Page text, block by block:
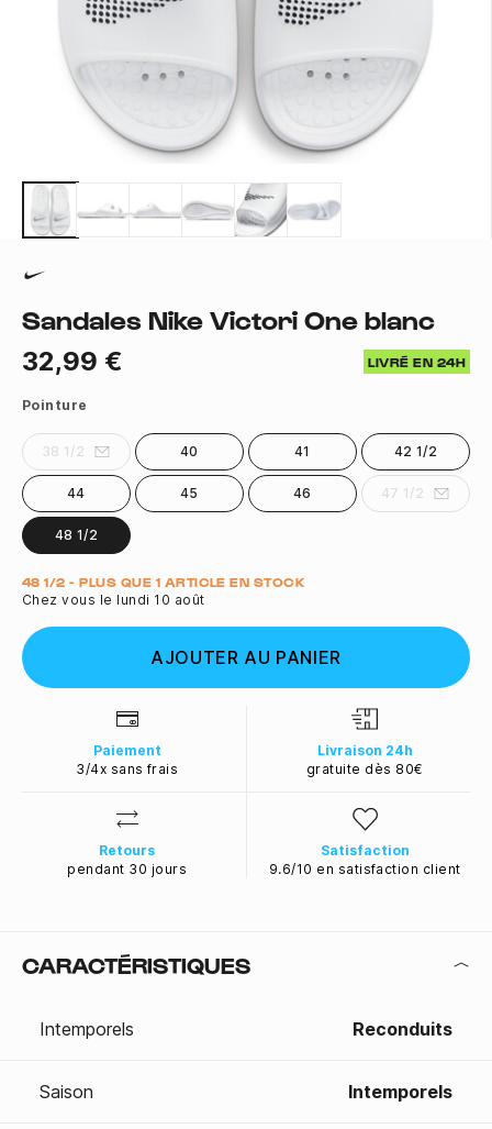
Sandales Nike Victori One blanc
32,99 € LIVRÉ EN 24H
Pointure
38 1/2 40 41 42 1/2
44 45 46 47 1/2
48 1/2
Quantité
48 1/2 - PLUS QUE 1 ARTICLE EN STOCK
Chez vous le lundi 10 août
AJOUTER AU PANIER
Paiement
3/4x sans frais
Livraison 24h
gratuite dès 80€
Retours
pendant 30 jours
Satisfaction
9.6/10 en satisfaction client
CARACTÉRISTIQUES
Intemporels Reconduits
Saison Intemporels